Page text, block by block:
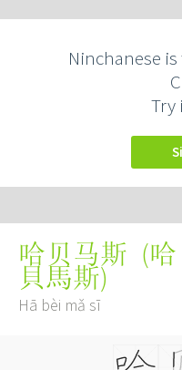
Ninchanese
Try
哈贝马斯 (哈
貝馬斯)
Hā bèi mǎ sī